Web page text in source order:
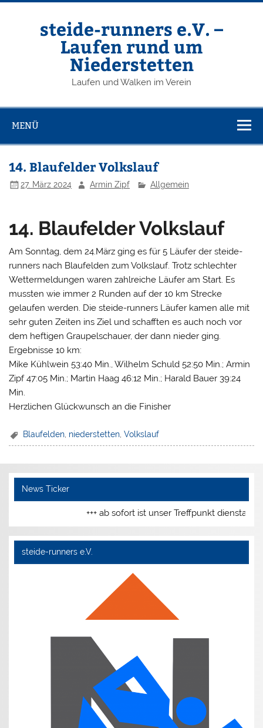
Zum
steide-runners e.V. –
Laufen rund um
Niederstetten
Laufen und Walken im Verein
MENÜ
14. Blaufelder Volkslauf
27. März 2024 Armin Zipf Allgemein
14. Blaufelder Volkslauf
Am Sonntag, dem 24.März ging es für 5 Läufer der steide-
runners nach Blaufelden zum Volkslauf. Trotz schlechter
Wettermeldungen waren zahlreiche Läufer am Start. Es
mussten wie immer 2 Runden auf der 10 km Strecke
gelaufen werden. Die steide-runners Läufer kamen alle mit
sehr guten Zeiten ins Ziel und schafften es auch noch vor
dem heftigen Graupelschauer, der dann nieder ging.
Ergebnisse 10 km:
Mike Kühlwein 53:40 Min., Wilhelm Schuld 52:50 Min.; Armin
Zipf 47:05 Min.; Martin Haag 46:12 Min.; Harald Bauer 39:24
Min.
Herzlichen Glückwunsch an die Finisher
Blaufelden niederstetten ,Volkslauf
News Ticker
+++ ab sofort ist unser Treffpunkt dienstags
steide-runners e.V.